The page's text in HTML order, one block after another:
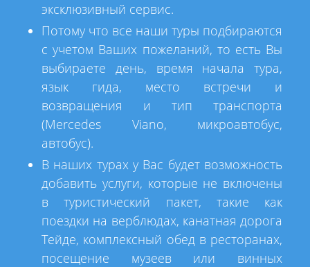
эксклюзивный сервис.
Потому что все наши туры подбираются
с учетом Ваших пожеланий, то есть Вы
выбираете день, время начала тура,
язык гида, место встречи и
возвращения и тип транспорта
(Mercedes Viano, микроавтобус,
автобус).
В наших турах у Вас будет возможность
добавить услуги, которые не включены
в туристический пакет, такие как
поездки на верблюдах, канатная дорога
Тейде, комплексный обед в ресторанах,
посещение музеев или винных